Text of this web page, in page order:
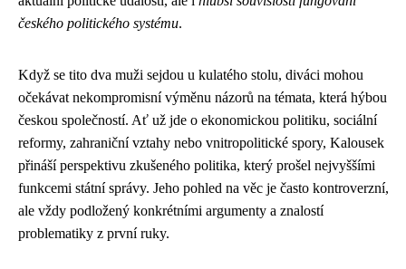
českého politického systému.
Když se tito dva muži sejdou u kulatého stolu, diváci mohou
očekávat nekompromisní výměnu názorů na témata, která hýbou
českou společností. Ať už jde o ekonomickou politiku, sociální
reformy, zahraniční vztahy nebo vnitropolitické spory, Kalousek
přináší perspektivu zkušeného politika, který prošel nejvyššími
funkcemi státní správy. Jeho pohled na věc je často kontroverzní,
ale vždy podložený konkrétními argumenty a znalostí
problematiky z první ruky.